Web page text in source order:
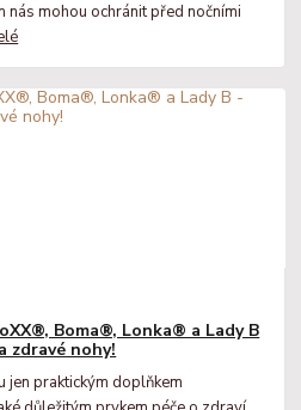
nás mohou ochránit před nočními
Boma®, Lonka® a Lady B
zdravé nohy!
jen praktickým doplňkem